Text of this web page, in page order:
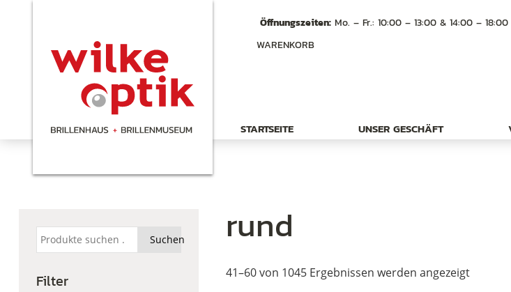
Öffnungszeiten:Mo. – Fr.: 10:00 – 13:00 & 14:00 – 18:00
WARENKORB
STARTSEITE UNSER GESCHÄFT
rund
41–60 von 1045 Ergebnissen werden angezeigt
Suchen
nach:
Suchen
Filter